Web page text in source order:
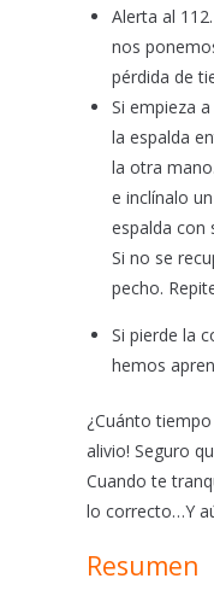
Alerta al
nos
pérdida de
Si empieza
la espalda
la otra
e inclínalo
espalda con
Si no se
pecho.
Si pierde la
hemos
¿Cuánto
alivio! Seguro
Cuando te
lo correcto…Y
Resumen